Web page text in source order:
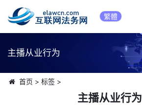
繁體
主播从业行为
首页 > 标签>
主播从业行为